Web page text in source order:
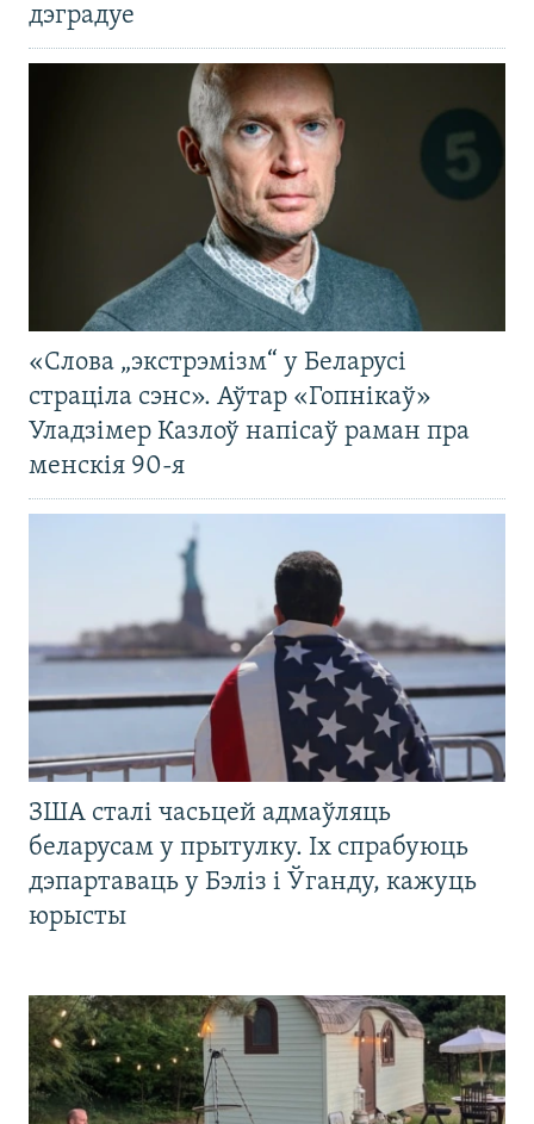
дэградуе
«Слова „экстрэмізм“ у Беларусі
страціла сэнс». Аўтар «Гопнікаў»
Уладзімер Казлоў напісаў раман пра
менскія 90-я
ЗША сталі часьцей адмаўляць
беларусам у прытулку. Іх спрабуюць
дэпартаваць у Бэліз і Ўганду, кажуць
юрысты